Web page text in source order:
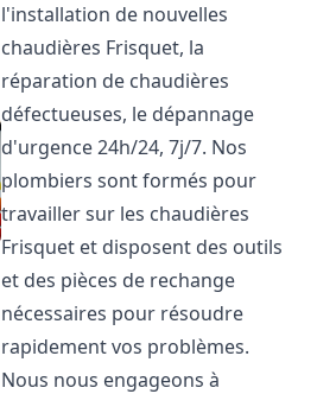
l'installation de nouvelles
chaudières Frisquet, la
réparation de chaudières
défectueuses, le dépannage
d'urgence 24h/24, 7j/7. Nos
plombiers sont formés pour
travailler sur les chaudières
Frisquet et disposent des outils
et des pièces de rechange
nécessaires pour résoudre
rapidement vos problèmes.
Nous nous engageons à